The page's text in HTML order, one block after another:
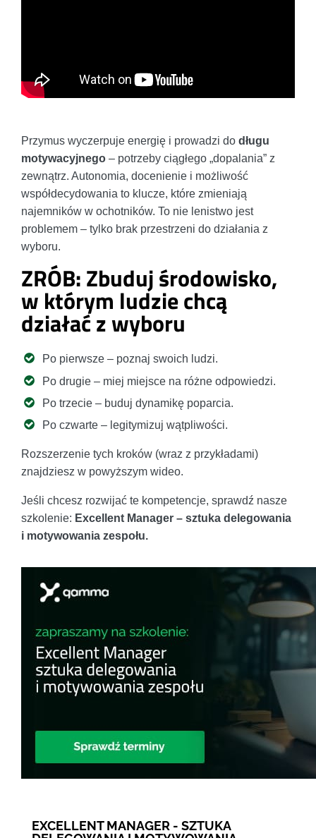
Przymus wyczerpuje energię i prowadzi do długu
motywacyjnego – potrzeby ciągłego „dopalania” z
zewnątrz. Autonomia, docenienie i możliwość
współdecydowania to klucze, które zmieniają
najemników w ochotników. To nie lenistwo jest
problemem – tylko brak przestrzeni do działania z
wyboru.
ZRÓB: Zbuduj środowisko,
w którym ludzie chcą
działać z wyboru
Po pierwsze – poznaj swoich ludzi.
Po drugie – miej miejsce na różne odpowiedzi.
Po trzecie – buduj dynamikę poparcia.
Po czwarte – legitymizuj wątpliwości.
Rozszerzenie tych kroków (wraz z przykładami)
znajdziesz w powyższym wideo.
Jeśli chcesz rozwijać te kompetencje, sprawdź nasze
szkolenie: Excellent Manager – sztuka delegowania
i motywowania zespołu.
EXCELLENT MANAGER - SZTUKA